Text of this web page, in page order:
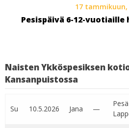
17 tammikuun,
Pesispäivä 6-12-
Naisten Ykköspesiksen
Kansanpuistossa
Su 10.5.2026 Jana —